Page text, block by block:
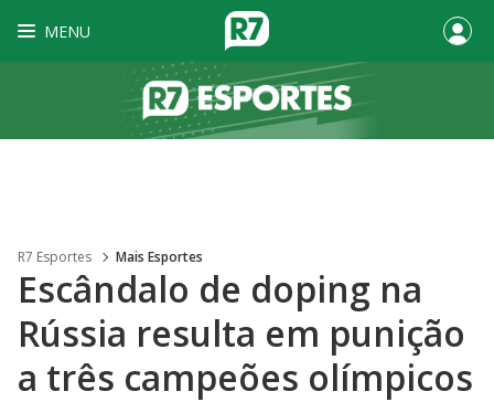
MENU
R7 Esportes Mais Esportes
Escândalo de doping na
Rússia resulta em punição
a três campeões olímpicos